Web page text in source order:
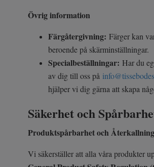
Övrig information
Färgåtergivning: Färger kan
beroende på skärminställningar.
Specialbeställningar: Har du
av dig till oss på
hjälper vi dig gärna att skapa
Säkerhet och
Produktspårbarhet och
Vi säkerställer att alla våra produkter